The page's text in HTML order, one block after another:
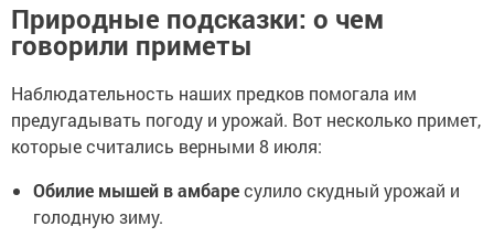
Природные подсказки: о чем
говорили приметы
Наблюдательность наших предков помогала им
предугадывать погоду и урожай. Вот несколько примет,
которые считались верными 8 июля:
Обилие мышей в амбаресулило скудный урожай и
голодную зиму.